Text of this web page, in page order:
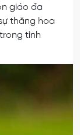
giáo đa
thăng hoa
tình